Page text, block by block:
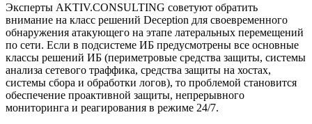
Эксперты AKTIV.CОNSULTING советуют обратить
внимание на класс решений Deception для своевременного
обнаружения атакующего на этапе латеральных перемещений
по сети. Если в подсистеме ИБ предусмотрены все основные
классы решений ИБ (периметровые средства защиты, системы
анализа сетевого траффика, средства защиты на хостах,
системы сбора и обработки логов), то проблемой становится
обеспечение проактивной защиты, непрерывного
мониторинга и реагирования в режиме 24/7.